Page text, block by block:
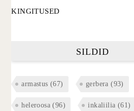
KINGITUSED
SILDID
armastus (67) gerbera (93)
heleroosa (96) inkaliilia (61)